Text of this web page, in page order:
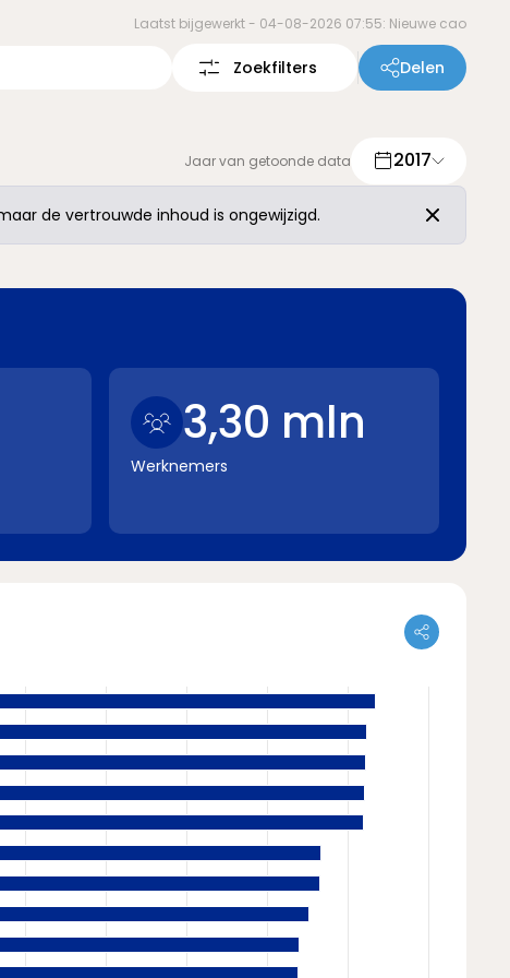
Laatst bijgewerkt - 04-08-2026 07:55: Nieuwe cao
Zoekfilters Delen
Jaar van getoonde data 2017
de vertrouwde inhoud is ongewijzigd.
3,30 mln
Werknemers